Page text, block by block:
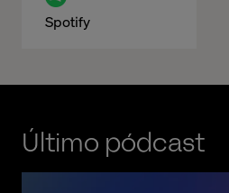
Spotify
Último pódcast